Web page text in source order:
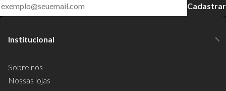
Cadastrar
Institucional
Sobre nós
Nossas lojas